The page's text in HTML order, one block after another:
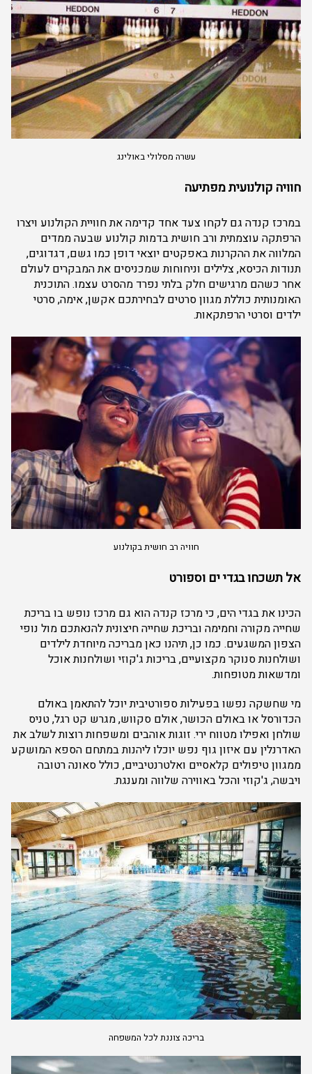
עשרה מסלולי באולינג
חוויה קולנועית מפתיעה
במרכז קנדה גם לקחו צעד אחד קדימה את חוויית הקולנוע ויצרו
הרפתקה עוצמתית ורב חושית בדמות קולנוע שבעה ממדים
המלווה את ההקרנות באפקטים יוצאי דופן כמו גשם, דגדוגים,
תנודות הכיסא, צלילים וניחוחות שמכניסים את המבקרים לעולם
אחר כשהם מרגישים חלק בלתי נפרד מהסרט עצמו. התוכנית
האומנותית כוללת מגוון סרטים לבחירתכם אקשן, אימה, סרטי
ילדים וסרטי הרפתקאות.
חוויה רב חושית בקולנוע
אל תשכחו בגדי ים וספורט
הכינו את בגדי הים, כי מרכז קנדה הוא גם מרכז נופש בו בריכת
שחייה מקורה וחמימה ובריכת שחייה חיצונית להנאתכם מול נופי
הצפון המשגעים. כמו כן, תיהנו כאן מבריכה מיוחדת לילדים
ושולחנות סנוקר מקצועיים, בריכות ג'קוזי ושולחנות אוכל
ומדשאות מטופחות.
מי שחשקה נפשו בפעילות ספורטיבית יוכל להתאמן באולם
הכדורסל או באולם הכושר, אולם סקווש, מגרש קט רגל, טניס
שולחן ואפילו מטווח ירי. זוגות אוהבים ומשפחות רוצות לשלב את
האדרנלין עם איזון גוף נפש יוכלו ליהנות במתחם הספא המושקע
ממגוון טיפולים קלאסיים ואלטרנטיביים, כולל סאונה רטובה
ויבשה, ג'קוזי והכל באווירה שלווה ומענגת.
בריכה צוננת לכל המשפחה